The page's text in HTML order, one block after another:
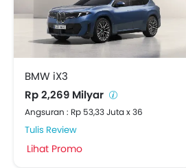
BMW iX3
Rp 2,269 Milyar
Angsuran : Rp 53,33 Juta x 36
Tulis Review
Lihat Promo